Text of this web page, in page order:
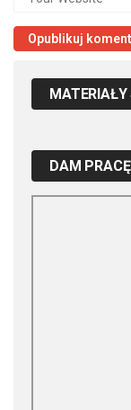
MATERIAŁY
DAM PRACĘ